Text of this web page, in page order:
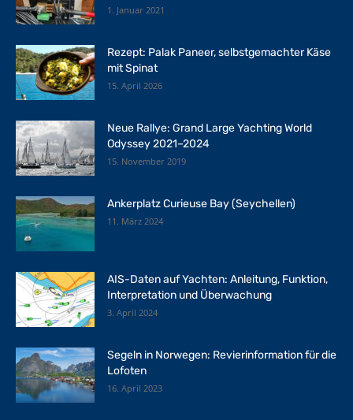
1. Januar 2021
Rezept: Palak Paneer, selbstgemachter Käse
mit Spinat
15. April 2026
Neue Rallye: Grand Large Yachting World
Odyssey 2021–2024
15. November 2019
Ankerplatz Curieuse Bay (Seychellen)
11. März 2024
AIS-Daten auf Yachten: Anleitung, Funktion,
Interpretation und Überwachung
3. April 2024
Segeln in Norwegen: Revierinformation für die
Lofoten
16. April 2023